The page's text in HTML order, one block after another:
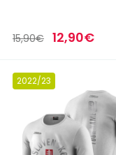
15,90€ 12,90€
2022/23